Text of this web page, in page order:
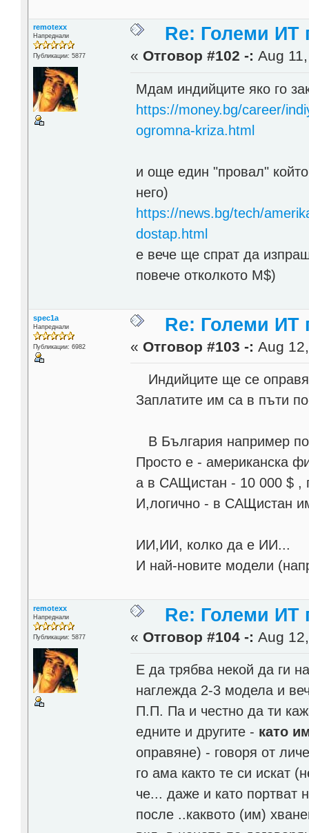
remotexx
Напреднали
Публикации: 5877
Re: Големи ИТ
« Отговор #102 -: Aug
Мдам индийците яко го
https://money.bg/career/
ogromna-kriza.html
и още един "провал"
него)
https://news.bg/tech/
dostap.html
е вече ще спрат да
повече отколкото М$)
spec1a
Напреднали
Публикации: 6982
Re: Големи ИТ
« Отговор #103 -: Aug
Индийците ще се
Заплатите им са в пъти
В България например
Просто е - американска
а в САЩистан - 10 000 $ ,
И,логично - в САЩистан
ИИ,ИИ, колко да е ИИ...
И най-новите модели
remotexx
Напреднали
Публикации: 5877
Re: Големи ИТ
« Отговор #104 -: Aug
Е да трябва некой да ги
наглежда 2-3 модела и
П.П. Па и честно да ти
едните и другите - като
оправяне) - говоря от
го ама както те си искат
че... даже и като портват
после ..каквото (им)